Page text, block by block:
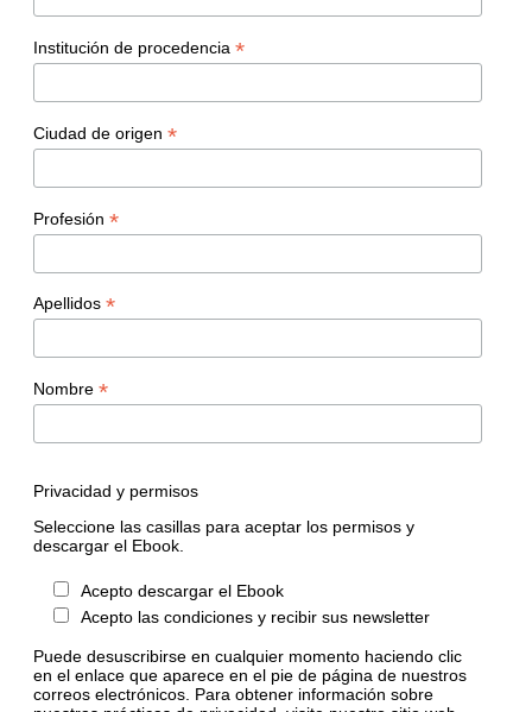
Institución de procedencia *
Ciudad de origen *
Profesión *
Apellidos *
Nombre *
Privacidad y permisos
Seleccione las casillas para aceptar los permisos y
descargar el Ebook.
Acepto descargar el Ebook
Acepto las condiciones y recibir sus newsletter
Puede desuscribirse en cualquier momento haciendo clic
en el enlace que aparece en el pie de página de nuestros
correos electrónicos. Para obtener información sobre